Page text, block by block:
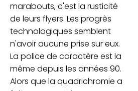
marabouts, c'est la rusticité
de leurs flyers. Les progrès
technologiques semblent
n'avoir aucune prise sur eux.
La police de caractère est la
même depuis les années 90.
Alors que la quadrichromie a